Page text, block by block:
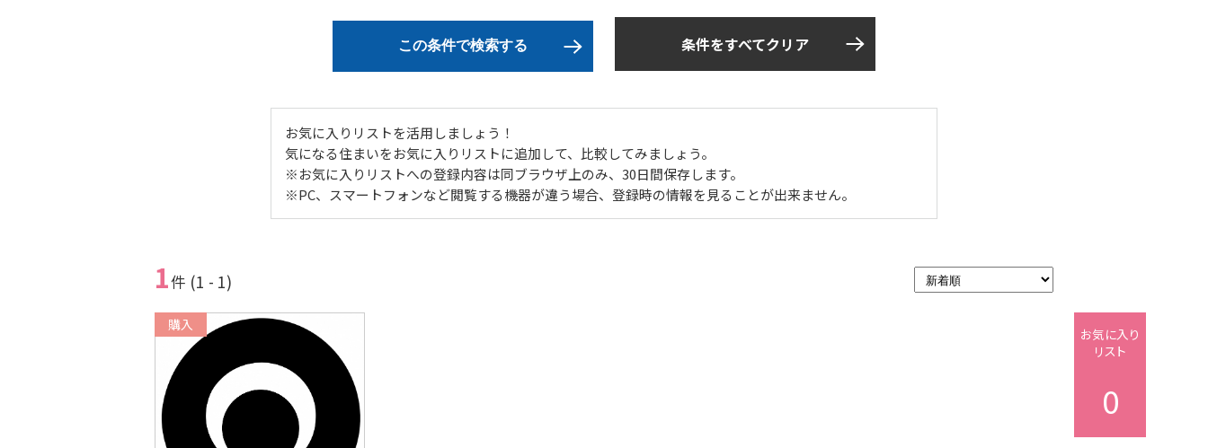
この条件で検索する 条件をすべてクリア
お気に入りリストを活用しましょう！
気になる住まいをお気に入りリストに追加して、比較してみましょう。
※お気に入りリストへの登録内容は同ブラウザ上のみ、30日間保存します。
※PC、スマートフォンなど閲覧する機器が違う場合、登録時の情報を見ることが出来ません。
1件 (1 - 1)
お気に入り
リスト
0
購入